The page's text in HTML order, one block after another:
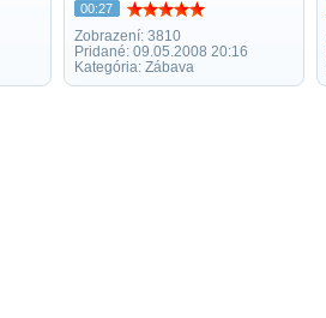
00:27
Zobrazení: 3810
Pridané: 09.05.2008 20:16
Kategória: Zábava